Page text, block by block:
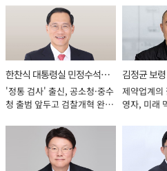
한찬식 대통령실 민정수석비
서관
'정통 검사' 출신, 공소청·중수
청 출범 앞두고 검찰개혁 완수
김정균 보
표이사 사장
제약업계의
영자, 미래